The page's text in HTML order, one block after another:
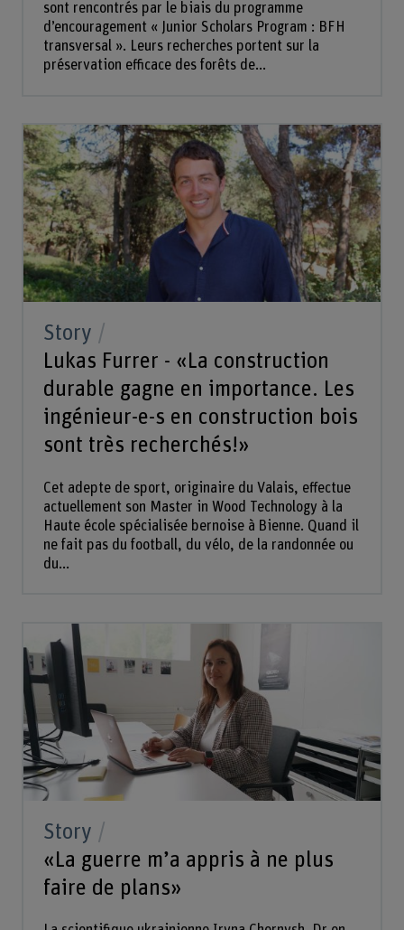
sont rencontrés par le biais du programme
d’encouragement « Junior Scholars Program : BFH
transversal ». Leurs recherches portent sur la
préservation efficace des forêts de...
Story
Lukas Furrer - «La construction
durable gagne en importance. Les
ingénieur-e-s en construction bois
sont très recherchés!»
Cet adepte de sport, originaire du Valais, effectue
actuellement son Master in Wood Technology à la
Haute école spécialisée bernoise à Bienne. Quand il
ne fait pas du football, du vélo, de la randonnée ou
du...
Story
«La guerre m’a appris à ne plus
faire de plans»